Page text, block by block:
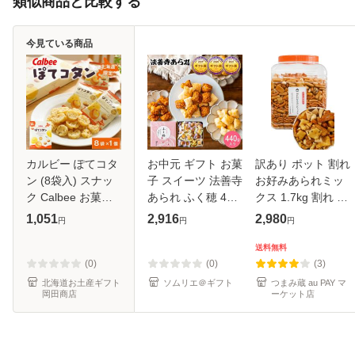
カルビー ぽてコタ
ン (8袋入) スナッ
ク Calbee お菓子
じゃがいも ポテト
北海道土産 ギフト
プチ
1,051円
(0)
北海道お土産ギフト
岡田商店
今見ている商品
お中元 ギフト お菓
子 スイーツ 法善寺
あられ ふく穂 440
ｇ 包装済、のしは
祝い 出産内祝い 結
婚内祝
2,916円
(0)
ソムリエ＠ギフト
訳あり ポット 割れ
お好みあられミッ
クス 1.7kg 割れ 柿
ピー・おかき 大容
り 豆菓子 柿の種
かきのたね おせん
べい
2,980円
送料無料
(3)
つまみ蔵 au PAY マ
ーケット店